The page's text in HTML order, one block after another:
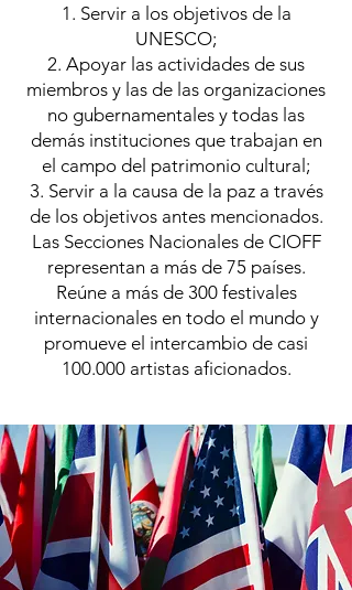
Servir a los objetivos de la
UNESCO;
Apoyar las actividades de sus
miembros y las de las organizaciones
no gubernamentales y todas las
demás instituciones que trabajan en
el campo del patrimonio cultural;
Servir a la causa de la paz a través
de los objetivos antes mencionados.
Las Secciones Nacionales de CIOFF
representan a más de 75 países.
Reúne a más de 300 festivales
internacionales en todo el mundo y
promueve el intercambio de casi
100.000 artistas aficionados.